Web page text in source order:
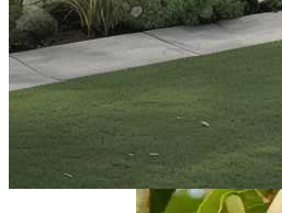
Монтаж
Замера До
Как Выбрать
К Засухе Для